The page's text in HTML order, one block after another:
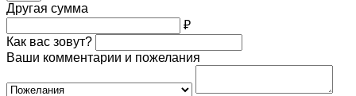
Другая сумма
₽
Как вас зовут?
Ваши комментарии и пожелания